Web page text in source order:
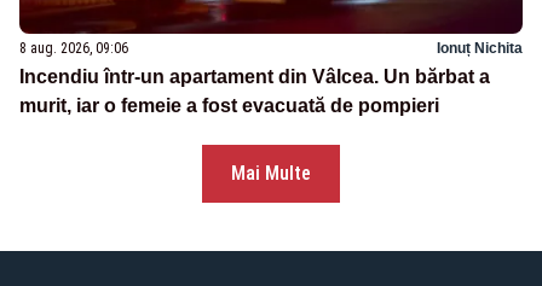
8 aug. 2026, 09:06 Ionuț Nichita
Incendiu într-un apartament din Vâlcea. Un bărbat a
murit, iar o femeie a fost evacuată de pompieri
Mai Multe